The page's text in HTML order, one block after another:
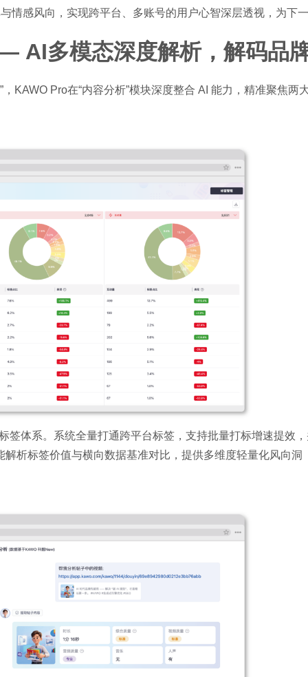
情感风向，实现跨平台、多账号的用户心智深层透视，为下一
AI多模态深度解析，解码品
KAWO Pro在“内容分析”模块深度整合 AI 能力，精准聚焦两
签体系。系统全量打通跨平台标签，支持批量打标增速提效
析标签价值与横向数据基准对比，提供多维度轻量化风向洞